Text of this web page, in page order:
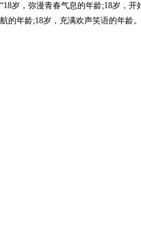
“18岁，弥漫青春气息的年龄;18岁，开
航的年龄;18岁，充满欢声笑语的年龄。